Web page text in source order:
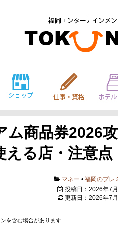
商品券2026攻
える店・注意点
マネー • 福岡のプレ
投稿日：2026年7
更新日：2026年7
を含む場合があります